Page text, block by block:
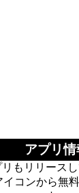
アプリ情
もリリース
イコンから無